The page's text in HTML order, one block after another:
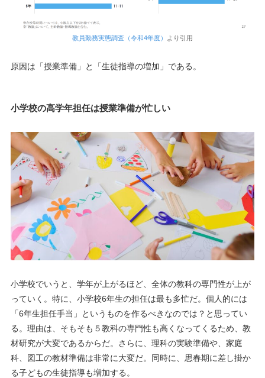
教員勤務実態調査（令和4年度） より引用
原因は「授業準備」と「生徒指導の増加」である。
小学校の高学年担任は授業準備が忙しい
小学校でいうと、学年が上がるほど、全体の教科の専門性が上が
っていく。特に、小学校6年生の担任は最も多忙だ。個人的には
「6年生担任手当」というものを作るべきなのでは？と思ってい
る。理由は、そもそも５教科の専門性も高くなってくるため、教
材研究が大変であるからだ。さらに、理科の実験準備や、家庭
科、図工の教材準備は非常に大変だ。同時に、思春期に差し掛か
る子どもの生徒指導も増加する。